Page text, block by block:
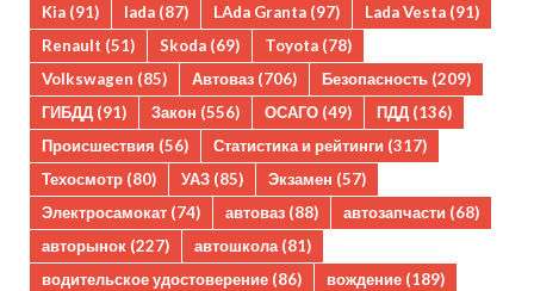
Kia (91) lada (87) LAda Granta (97) Lada Vesta (91)
Renault (51) Skoda (69) Toyota (78)
Volkswagen (85) Автоваз (706) Безопасность (209)
ГИБДД (91) Закон (556) ОСАГО (49) ПДД (136)
Происшествия (56) Статистика и рейтинги (317)
Техосмотр (80) УАЗ (85) Экзамен (57)
Электросамокат (74) автоваз (88) автозапчасти (68)
авторынок (227) автошкола (81)
водительское удостоверение (86) вождение (189)